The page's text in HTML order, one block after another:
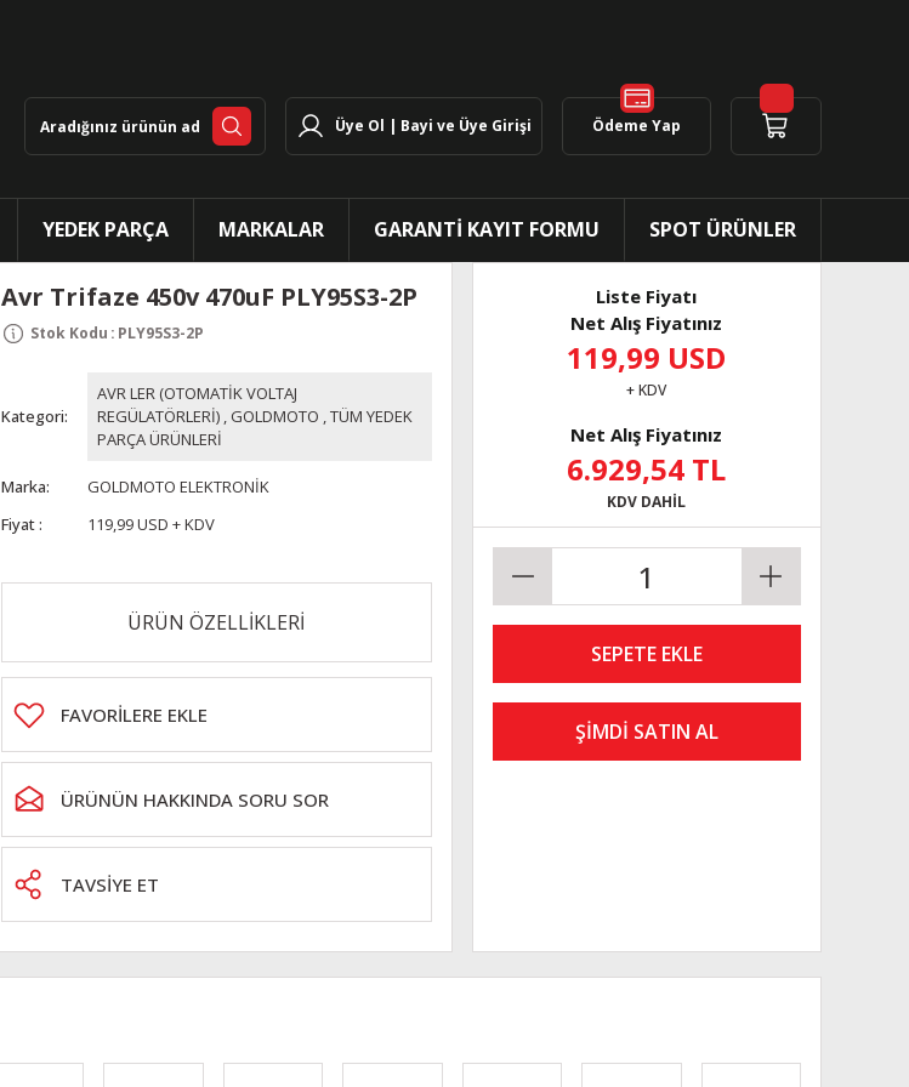
Üye Ol | Bayi ve Üye Girişi Ödeme Yap
YEDEK PARÇA MARKALAR GARANTİ KAYIT FORMU SPOT ÜRÜNLER
Avr Trifaze 450v 470uF PLY95S3-2P
Stok Kodu : PLY95S3-2P
Kategori
AVR LER (OTOMATİK VOLTAJ
REGÜLATÖRLERİ) , GOLDMOTO ,TÜM YEDEK
PARÇA ÜRÜNLERİ
Marka
GOLDMOTO ELEKTRONİK
Fiyat
119,99 USD + KDV
ÜRÜN ÖZELLİKLERİ
ÜRÜNÜN HAKKINDA SORU SOR
TAVSİYE ET
Liste Fiyatı
Net Alış Fiyatınız
119,99 USD
+ KDV
Net Alış Fiyatınız
6.929,54 TL
KDV DAHİL
SEPETE EKLE
ŞİMDİ SATIN AL